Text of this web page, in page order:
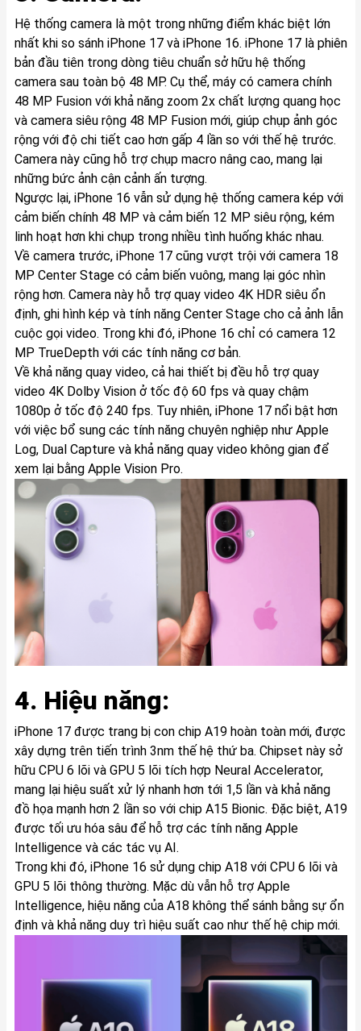
Hệ thống camera là một trong những điểm khác biệt lớn
nhất khi so sánh iPhone 17 và iPhone 16. iPhone 17 là phiên
bản đầu tiên trong dòng tiêu chuẩn sở hữu hệ thống
camera sau toàn bộ 48 MP. Cụ thể, máy có camera chính
48 MP Fusion với khả năng zoom 2x chất lượng quang học
và camera siêu rộng 48 MP Fusion mới, giúp chụp ảnh góc
rộng với độ chi tiết cao hơn gấp 4 lần so với thế hệ trước.
Camera này cũng hỗ trợ chụp macro nâng cao, mang lại
những bức ảnh cận cảnh ấn tượng.
Ngược lại, iPhone 16 vẫn sử dụng hệ thống camera kép với
cảm biến chính 48 MP và cảm biến 12 MP siêu rộng, kém
linh hoạt hơn khi chụp trong nhiều tình huống khác nhau.
Về camera trước, iPhone 17 cũng vượt trội với camera 18
MP Center Stage có cảm biến vuông, mang lại góc nhìn
rộng hơn. Camera này hỗ trợ quay video 4K HDR siêu ổn
định, ghi hình kép và tính năng Center Stage cho cả ảnh lẫn
cuộc gọi video. Trong khi đó, iPhone 16 chỉ có camera 12
MP TrueDepth với các tính năng cơ bản.
Về khả năng quay video, cả hai thiết bị đều hỗ trợ quay
video 4K Dolby Vision ở tốc độ 60 fps và quay chậm
1080p ở tốc độ 240 fps. Tuy nhiên, iPhone 17 nổi bật hơn
với việc bổ sung các tính năng chuyên nghiệp như Apple
Log, Dual Capture và khả năng quay video không gian để
xem lại bằng Apple Vision Pro.
4. Hiệu năng:
iPhone 17 được trang bị con chip A19 hoàn toàn mới, được
xây dựng trên tiến trình 3nm thế hệ thứ ba. Chipset này sở
hữu CPU 6 lõi và GPU 5 lõi tích hợp Neural Accelerator,
mang lại hiệu suất xử lý nhanh hơn tới 1,5 lần và khả năng
đồ họa mạnh hơn 2 lần so với chip A15 Bionic. Đặc biệt, A19
được tối ưu hóa sâu để hỗ trợ các tính năng Apple
Intelligence và các tác vụ AI.
Trong khi đó, iPhone 16 sử dụng chip A18 với CPU 6 lõi và
GPU 5 lõi thông thường. Mặc dù vẫn hỗ trợ Apple
Intelligence, hiệu năng của A18 không thể sánh bằng sự ổn
định và khả năng duy trì hiệu suất cao như thế hệ chip mới.